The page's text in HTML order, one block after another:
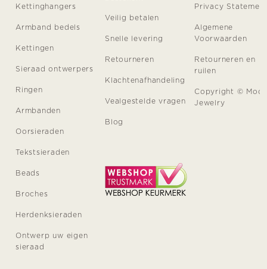
Kettinghangers
Armband bedels
Kettingen
Sieraad ontwerpers
Ringen
Armbanden
Oorsieraden
Tekstsieraden
Beads
Broches
Herdenksieraden
Ontwerp uw eigen
sieraad
Veilig betalen
Snelle levering
Retourneren
Klachtenafhandeling
Vealgestelde vragen
Blog
Privacy
Algemene
Voorwaarden
Retourneren en
ruilen
Copyright ©
Jewelry